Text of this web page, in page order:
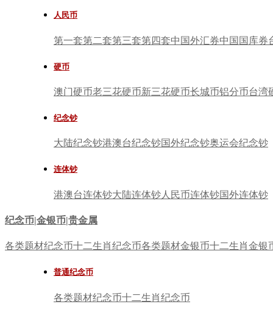
人民币
第一套第二套第三套第四套中国外汇券中国国库券
硬币
澳门硬币老三花硬币新三花硬币长城币铝分币台湾
纪念钞
大陆纪念钞港澳台纪念钞国外纪念钞奥运会纪念钞
连体钞
港澳台连体钞大陆连体钞 人民币连体钞国外连体钞
纪念币|金银币|贵金属
各类题材纪念币十二生肖纪念币各类题材金银币十二生肖金银
普通纪念币
各类题材纪念币十二生肖纪念币